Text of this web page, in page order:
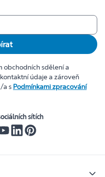
obchodních sdělení a
údaje a zároveň
a s Podmínkami zpracování
sítích